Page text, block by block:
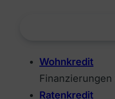
Wohnkredit
Ratenkredit